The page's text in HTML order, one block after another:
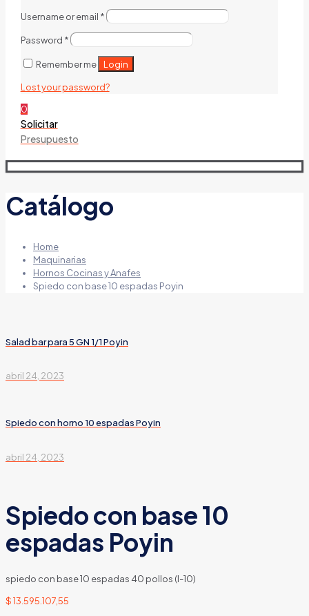
Username or email *
Password *
Remember me Login
Lost your password?
0
Solicitar
Presupuesto
Catálogo
Home
Maquinarias
Hornos Cocinas y Anafes
Spiedo con base 10 espadas Poyin
Salad bar para 5 GN 1/1 Poyin
abril 24, 2023
Spiedo con horno 10 espadas Poyin
abril 24, 2023
Spiedo con base 10
espadas Poyin
spiedo con base 10 espadas 40 pollos (l-10)
$13.595.107,55